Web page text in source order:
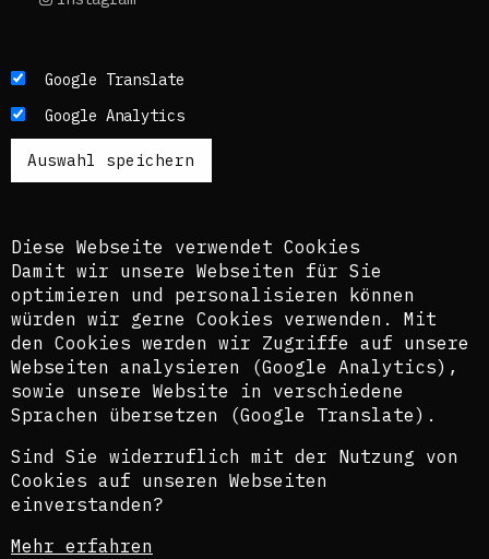
Die Texte dieses Blogs werden in der Regel auf
Englisch und Deutsch, perspektivisch auch auf
Französisch publiziert. Um einen möglichst
breiten Zugang zu ermöglichen, nutzen wir
zusätzlich ein automatisches Übersetzungstool.
Es ist dem kuratorischen Team bewusst, dass
werden.
The texts of this blog are usually published in
English and German, perspectively also in
French. In order to provide the widest possible
access, we also use an automatic translation
tool. The curatorial team is aware that these
translations do not in all cases do justice to
©Isabel Raabe 2021
Google Translate
Google Analytics
Diese Webseite verwendet Cookies
Damit wir unsere Webseiten für Sie
optimieren und personalisieren können
würden wir gerne Cookies verwenden. Mit
den Cookies werden wir Zugriffe auf unsere
Webseiten analysieren (Google Analytics),
sowie unsere Website in verschiedene
Sprachen übersetzen (Google Translate).
Sind Sie widerruflich mit der Nutzung von
Cookies auf unseren Webseiten
einverstanden?
Mehr erfahren